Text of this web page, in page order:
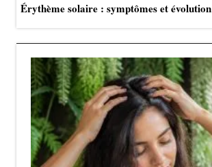
Érythème solaire : symptômes et évolution